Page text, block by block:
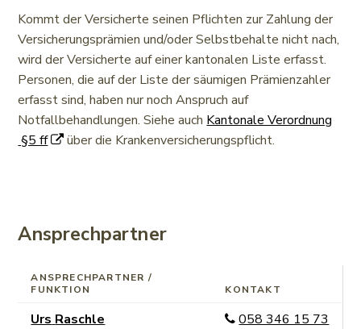
Gemeindeverwaltung Uttwil wie folgt reduziert:
Montag bis Donnerstag 8.00 bis 11.30 Uhr
nachmittags und freitags geschlossen
Kommt der Versicherte seinen Pflichten zur Zahlung der
Versicherungsprämien und/oder Selbstbehalte nicht nach,
wird der Versicherte auf einer kantonalen Liste erfasst.
Personen, die auf der Liste der säumigen Prämienzahler
erfasst sind, haben nur noch Anspruch auf
Notfallbehandlungen. Siehe auch Kantonale Verordnung
§5 ff
über die Krankenversicherungspflicht.
Case Management
Ansprechpartner
ANSPRECHPARTNER /
FUNKTION
KONTAKT
Urs Raschle Zentrale
058 346 15 73